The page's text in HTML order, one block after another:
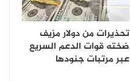
تحذيرات من دولار مزيف
ضخته قوات الدعم السريع
عبر مرتبات جنودها